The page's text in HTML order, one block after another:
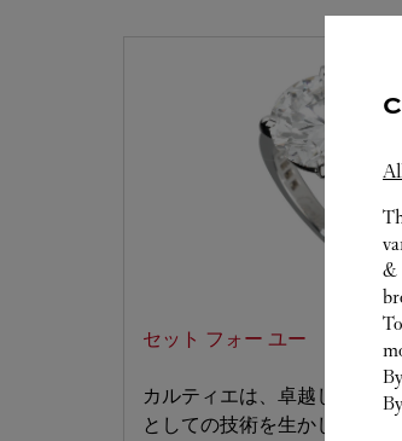
セット フォー ユー
カルティエは、卓越したジュ
としての技術を生かし、お好
&